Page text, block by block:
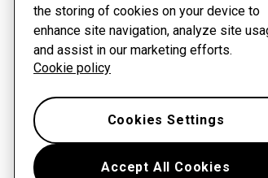
the storing of cookies on your device to
enhance site navigation, analyze site
and assist in our marketing efforts.
Cookie policy
Accept All Cookies
Cookies Settings